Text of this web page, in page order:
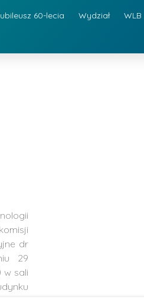
60-lecia Wydział WLB
dr
29
w sali